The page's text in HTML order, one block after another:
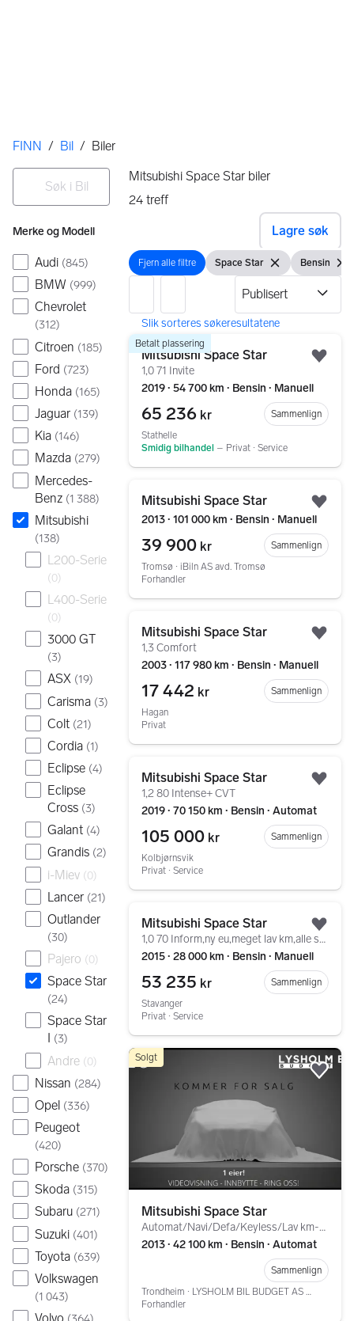
Her er du
FINN / Bil / Biler
Filtre
Søk i Bil
Merke og Modell
Audi (845)
BMW (999)
Chevrolet
(312)
Citroen (185)
Ford (723)
Honda (165)
Jaguar (139)
Kia (146)
Mazda (279)
Mercedes-
Benz (1 388)
Mitsubishi
(138)
L200-Serie
(0)
L400-Serie
(0)
3000 GT
(3)
ASX (19)
Carisma (3)
Colt (21)
Cordia (1)
Eclipse (4)
Eclipse
Cross (3)
Galant (4)
Grandis (2)
i-Miev (0)
Lancer (21)
Outlander
(30)
Pajero (0)
Space Star
(24)
Space Star
(3)
Andre (0)
Nissan (284)
Opel (336)
Peugeot
(420)
Porsche (370)
Skoda (315)
Subaru (271)
Suzuki (401)
Toyota (639)
Volkswagen
(1 043)
Mitsubishi Space Star biler
24treff
Lagre søk
Fjern alle filtre
Fjern alle filtre Vis filter
Space Star Fjern filteret
Vis filter
Bensin
24 resultater
Betalt plassering
Mitsubishi Space Star
1,0 71 Invite
2019 ∙ 54 700 km ∙ Bensin ∙ Manuell
65 236 kr
Sammenlign
Stathelle
Smidig bilhandel – Privat ∙ Service
Gå til annonsen
Mitsubishi Space Star
2013 ∙ 101 000 km ∙ Bensin ∙ Manuell
39 900 kr
Sammenlign
Tromsø ∙ iBiln AS avd. Tromsø
Forhandler
Mitsubishi Space Star
1,3 Comfort
2003 ∙ 117 980 km ∙ Bensin ∙ Manuell
17 442 kr
Sammenlign
Hagan
Privat
Mitsubishi Space Star
1,2 80 Intense+ CVT
2019 ∙ 70 150 km ∙ Bensin ∙ Automat
105 000 kr
Sammenlign
Kolbjørnsvik
Privat ∙ Service
Mitsubishi Space Star
1,0 70 Inform,ny eu,meget lav km,alle servicer fulgt!
2015 ∙ 28 000 km ∙ Bensin ∙ Manuell
53 235 kr
Sammenlign
Stavanger
Privat ∙ Service
Solgt
Mitsubishi Space Star
Automat/Navi/Defa/Keyless/Lav km-stand/Ny service!
2013 ∙ 42 100 km ∙ Bensin ∙ Automat
Sammenlign
Forhandler
Gå til annonsen